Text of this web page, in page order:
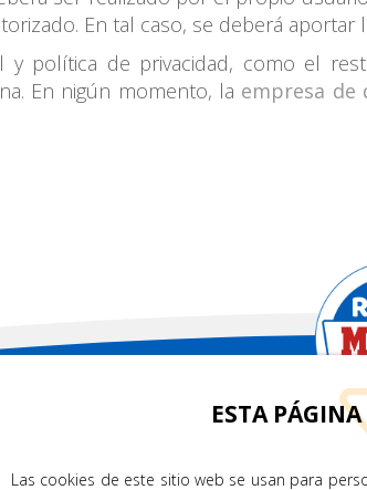
ESTA
Las cookies de este sitio web se usan para
En tal caso, se deberá
y política de privacidad, como el
En nigún momento, la empresa de
NUESTRA APP